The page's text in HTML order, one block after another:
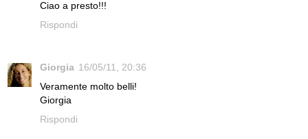
Ciao a presto!!!
Rispondi
Giorgia 16/05/11, 20:36
Veramente molto belli!
Giorgia
Rispondi